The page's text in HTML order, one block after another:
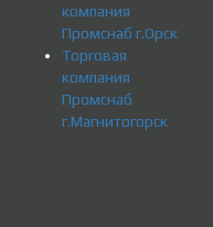
компания
Промснаб г.Орск
Торговая
компания
Промснаб
г.Магнитогорск